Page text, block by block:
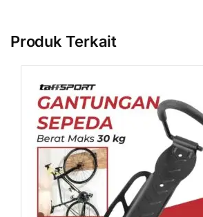
Produk Terkait